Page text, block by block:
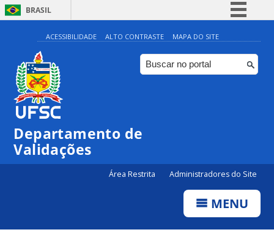
BRASIL
Simplifique!
Comunica BR
Participe
ACESSIBILIDADE ALTO CONTRASTE MAPA DO SITE
Departamento de
Validações
Área Restrita Administradores do Site
MENU